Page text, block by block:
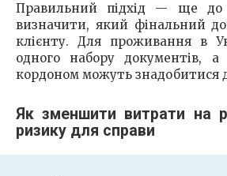
Правильний підхід — ще до
визначити, який фінальний
клієнту. Для проживання в
одного набору документів,
кордоном можуть знадобитися
Як зменшити витрати на
ризику для справи